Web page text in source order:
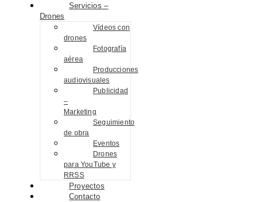
Servicios –
Drones
Vídeos con
drones
Fotografía
aérea
Producciones
audiovisuales
Publicidad
–
Marketing
Seguimiento
de obra
Eventos
Drones
para YouTube y
RRSS
Proyectos
Contacto